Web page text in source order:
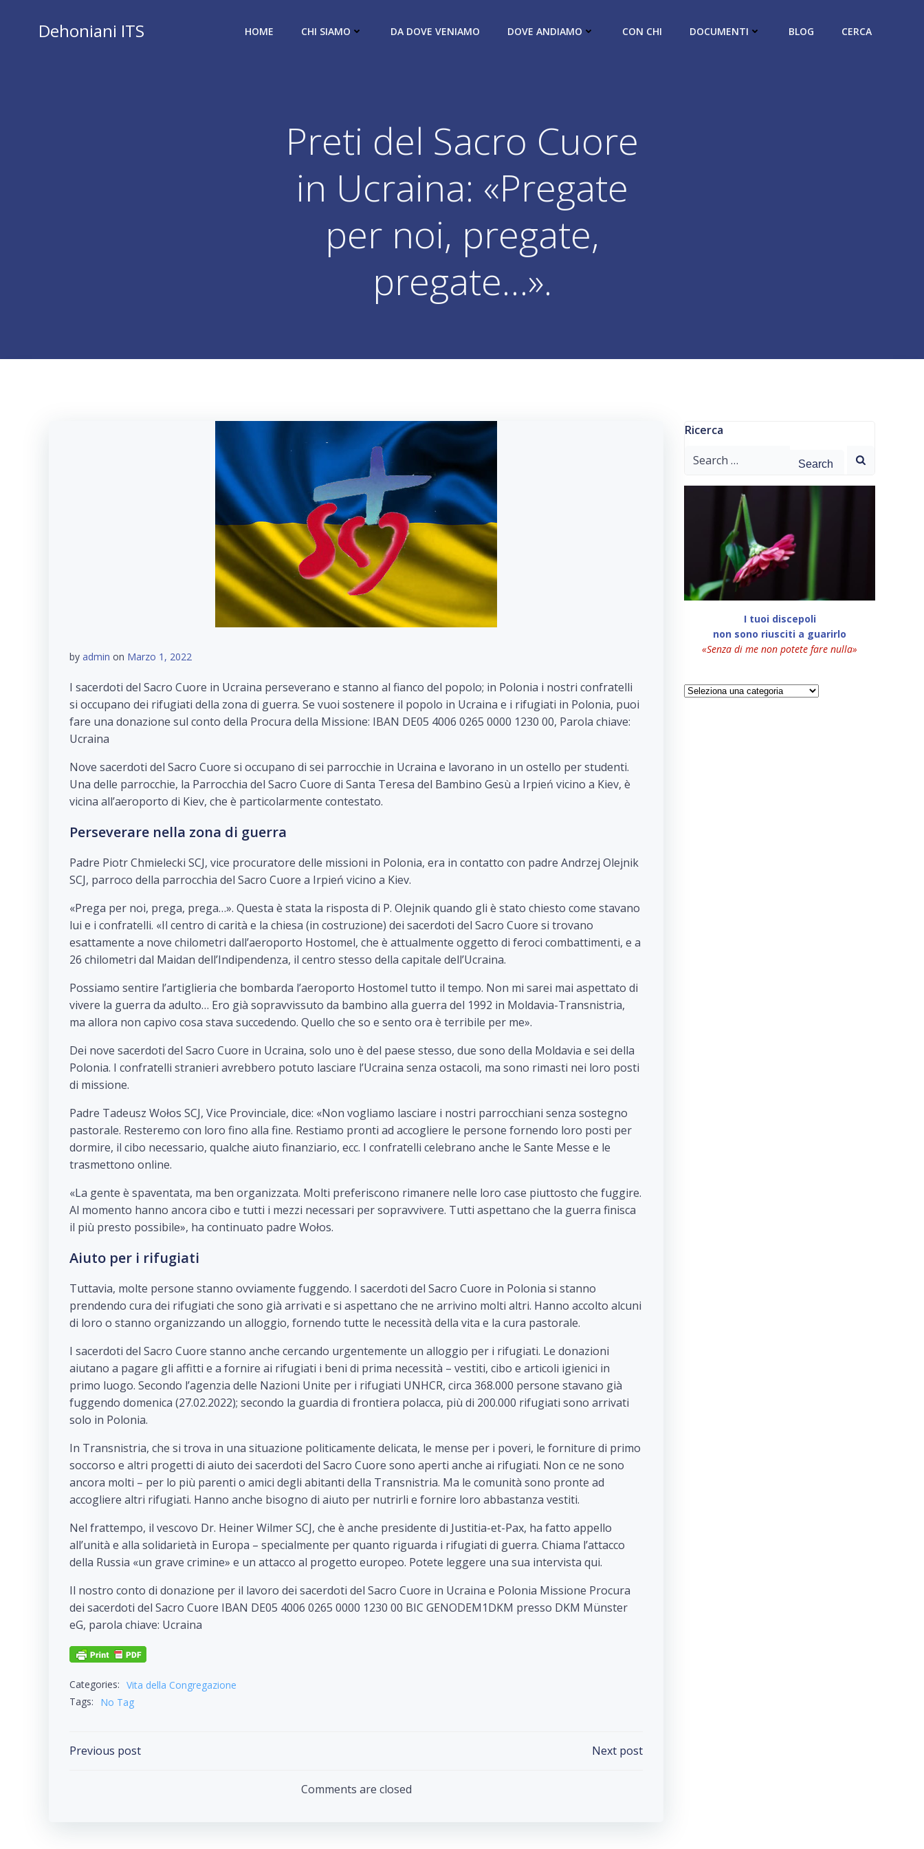
contenutoDehoniani ITS HOME CHI SIAMO DA DOVE VENIAMO DOVE ANDIAMO CON CHI DOCUMENTI BLOG CERCA
Preti del Sacro Cuore
in Ucraina: «Pregate
per noi, pregate,
pregate…».
by admin on Marzo 1, 2022
I sacerdoti del Sacro Cuore in Ucraina perseverano e stanno al fianco del popolo; in Polonia i nostri confratelli
si occupano dei rifugiati della zona di guerra. Se vuoi sostenere il popolo in Ucraina e i rifugiati in Polonia, puoi
fare una donazione sul conto della Procura della Missione: IBAN DE05 4006 0265 0000 1230 00, Parola chiave:
Ucraina
Nove sacerdoti del Sacro Cuore si occupano di sei parrocchie in Ucraina e lavorano in un ostello per studenti.
Una delle parrocchie, la Parrocchia del Sacro Cuore di Santa Teresa del Bambino Gesù a Irpień vicino a Kiev, è
vicina all’aeroporto di Kiev, che è particolarmente contestato.
Perseverare nella zona di guerra
Padre Piotr Chmielecki SCJ, vice procuratore delle missioni in Polonia, era in contatto con padre Andrzej Olejnik
SCJ, parroco della parrocchia del Sacro Cuore a Irpień vicino a Kiev.
«Prega per noi, prega, prega…». Questa è stata la risposta di P. Olejnik quando gli è stato chiesto come stavano
lui e i confratelli. «Il centro di carità e la chiesa (in costruzione) dei sacerdoti del Sacro Cuore si trovano
esattamente a nove chilometri dall’aeroporto Hostomel, che è attualmente oggetto di feroci combattimenti, e a
26 chilometri dal Maidan dell’Indipendenza, il centro stesso della capitale dell’Ucraina.
Possiamo sentire l’artiglieria che bombarda l’aeroporto Hostomel tutto il tempo. Non mi sarei mai aspettato di
vivere la guerra da adulto… Ero già sopravvissuto da bambino alla guerra del 1992 in Moldavia-Transnistria,
ma allora non capivo cosa stava succedendo. Quello che so e sento ora è terribile per me».
Dei nove sacerdoti del Sacro Cuore in Ucraina, solo uno è del paese stesso, due sono della Moldavia e sei della
Polonia. I confratelli stranieri avrebbero potuto lasciare l’Ucraina senza ostacoli, ma sono rimasti nei loro posti
di missione.
Padre Tadeusz Wołos SCJ, Vice Provinciale, dice: «Non vogliamo lasciare i nostri parrocchiani senza sostegno
pastorale. Resteremo con loro fino alla fine. Restiamo pronti ad accogliere le persone fornendo loro posti per
dormire, il cibo necessario, qualche aiuto finanziario, ecc. I confratelli celebrano anche le Sante Messe e le
trasmettono online.
«La gente è spaventata, ma ben organizzata. Molti preferiscono rimanere nelle loro case piuttosto che fuggire.
Al momento hanno ancora cibo e tutti i mezzi necessari per sopravvivere. Tutti aspettano che la guerra finisca
il più presto possibile», ha continuato padre Wołos.
Aiuto per i rifugiati
Tuttavia, molte persone stanno ovviamente fuggendo. I sacerdoti del Sacro Cuore in Polonia si stanno
prendendo cura dei rifugiati che sono già arrivati e si aspettano che ne arrivino molti altri. Hanno accolto alcuni
di loro o stanno organizzando un alloggio, fornendo tutte le necessità della vita e la cura pastorale.
I sacerdoti del Sacro Cuore stanno anche cercando urgentemente un alloggio per i rifugiati. Le donazioni
aiutano a pagare gli affitti e a fornire ai rifugiati i beni di prima necessità – vestiti, cibo e articoli igienici in
primo luogo. Secondo l’agenzia delle Nazioni Unite per i rifugiati UNHCR, circa 368.000 persone stavano già
fuggendo domenica (27.02.2022); secondo la guardia di frontiera polacca, più di 200.000 rifugiati sono arrivati
solo in Polonia.
In Transnistria, che si trova in una situazione politicamente delicata, le mense per i poveri, le forniture di primo
soccorso e altri progetti di aiuto dei sacerdoti del Sacro Cuore sono aperti anche ai rifugiati. Non ce ne sono
ancora molti – per lo più parenti o amici degli abitanti della Transnistria. Ma le comunità sono pronte ad
accogliere altri rifugiati. Hanno anche bisogno di aiuto per nutrirli e fornire loro abbastanza vestiti.
Nel frattempo, il vescovo Dr. Heiner Wilmer SCJ, che è anche presidente di Justitia-et-Pax, ha fatto appello
all’unità e alla solidarietà in Europa – specialmente per quanto riguarda i rifugiati di guerra. Chiama l’attacco
della Russia «un grave crimine» e un attacco al progetto europeo. Potete leggere una sua intervista qui.
Il nostro conto di donazione per il lavoro dei sacerdoti del Sacro Cuore in Ucraina e Polonia Missione Procura
dei sacerdoti del Sacro Cuore IBAN DE05 4006 0265 0000 1230 00 BIC GENODEM1DKM presso DKM Münster
eG, parola chiave: Ucraina
Categories: Vita della Congregazione
Tags:
No Tag
Post
Previous post
navigation
Next post
Comments are closed
Ricerca
Search
I tuoi discepoli
non sono riusciti a guarirlo
«Senza di me non potete fare nulla»
Categorie